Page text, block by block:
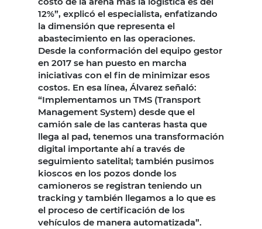
12%”, explicó el especialista, enfatizando
la dimensión que representa el
abastecimiento en las operaciones.
Desde la conformación del equipo gestor
en 2017 se han puesto en marcha
iniciativas con el fin de minimizar esos
costos. En esa línea, Álvarez señaló:
“Implementamos un TMS (Transport
Management System) desde que el
camión sale de las canteras hasta que
llega al pad, tenemos una transformación
digital importante ahí a través de
seguimiento satelital; también pusimos
kioscos en los pozos donde los
camioneros se registran teniendo un
tracking y también llegamos a lo que es
el proceso de certificación de los
vehículos de manera automatizada”.